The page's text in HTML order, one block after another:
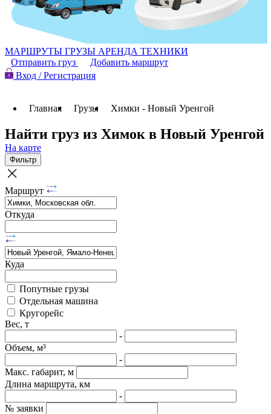
МАРШРУТЫ ГРУЗЫ АРЕНДА ТЕХНИКИ
Отправить груз
Добавить маршрут
Вход / Регистрация
Главная Грузы Химки - Новый Уренгой
Найти груз из Химок в Новый Уренгой
На карте
Фильтр
Маршрут
Откуда
Куда
Попутные грузы
Отдельная машина
Кругорейс
Вес, т
-
Объем, м³
-
Макс. габарит, м
Длина маршрута, км
-
№ заявки